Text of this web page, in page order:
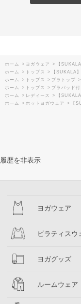
ホーム > ヨガウェア >
【
ホーム
> トップス >
【SUKALA
ホーム
> トップス > ブラトップ >
ホーム
> トップス > ブラパッド付
ホーム
> レディース >
【
ホーム
> ホットヨガウェア > 【
履歴を非表示
ヨガウェア
ピラティスウ
ヨガグッズ
ルームウェア